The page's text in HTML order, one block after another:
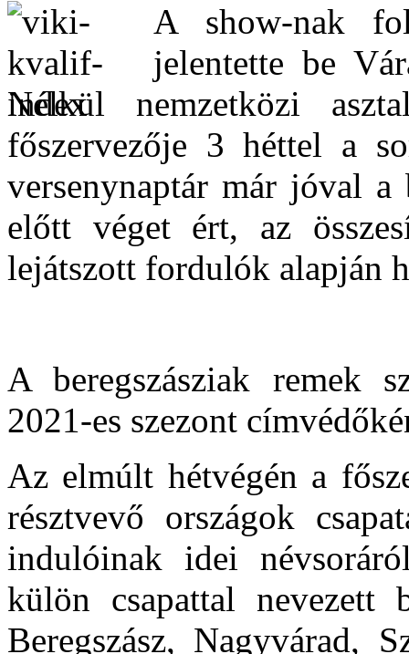
A show-nak
jelentette be
Nélkül nemzetközi
főszervezője 3 héttel a
versenynaptár már jóval
előtt véget ért, az
lejátszott fordulók alapján
A beregszásziak remek
2021-es szezont
Az elmúlt hétvégén a
résztvevő országok
indulóinak idei
külön csapattal nevezett
Beregszász, Nagyvárad,